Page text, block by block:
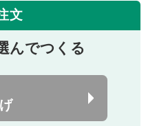
文
んでつくる